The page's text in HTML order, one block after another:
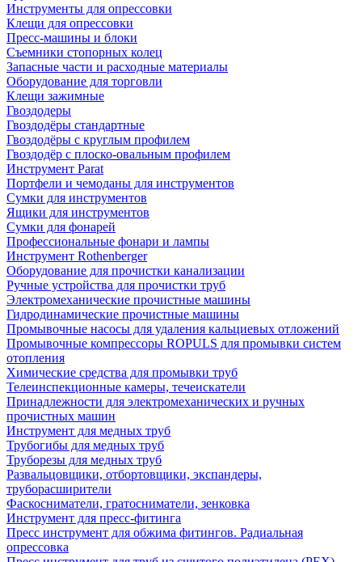
Инструменты для опрессовки
Клещи для опрессовки
Пресс-машины и блоки
Съемники стопорных колец
Запасные части и расходные материалы
Оборудование для торговли
Клещи зажимные
Гвоздодеры
Гвоздодёры стандартные
Гвоздодёры с круглым профилем
Гвоздодёр с плоско-овальным профилем
Инструмент Parat
Портфели и чемоданы для инструментов
Сумки для инструментов
Ящики для инструментов
Сумки для фонарей
Профессиональные фонари и лампы
Инструмент Rothenberger
Оборудование для прочистки канализации
Ручные устройства для прочистки труб
Электромеханические прочистные машины
Гидродинамические прочистные машины
Промывочные насосы для удаления кальциевых отложений
Промывочные компрессоры ROPULS для промывки систем
отопления
Химические средства для промывки труб
Телеинспекционные камеры, течеискатели
Принадлежности для электромеханических и ручных
прочистных машин
Инструмент для медных труб
Трубогибы для медных труб
Труборезы для медных труб
Развальцовщики, отбортовщики, экспандеры,
труборасширители
Фаскосниматели, гратосниматели, зенковка
Инструмент для пресс-фитинга
Пресс инструмент для обжима фитингов. Радиальная
опрессовка